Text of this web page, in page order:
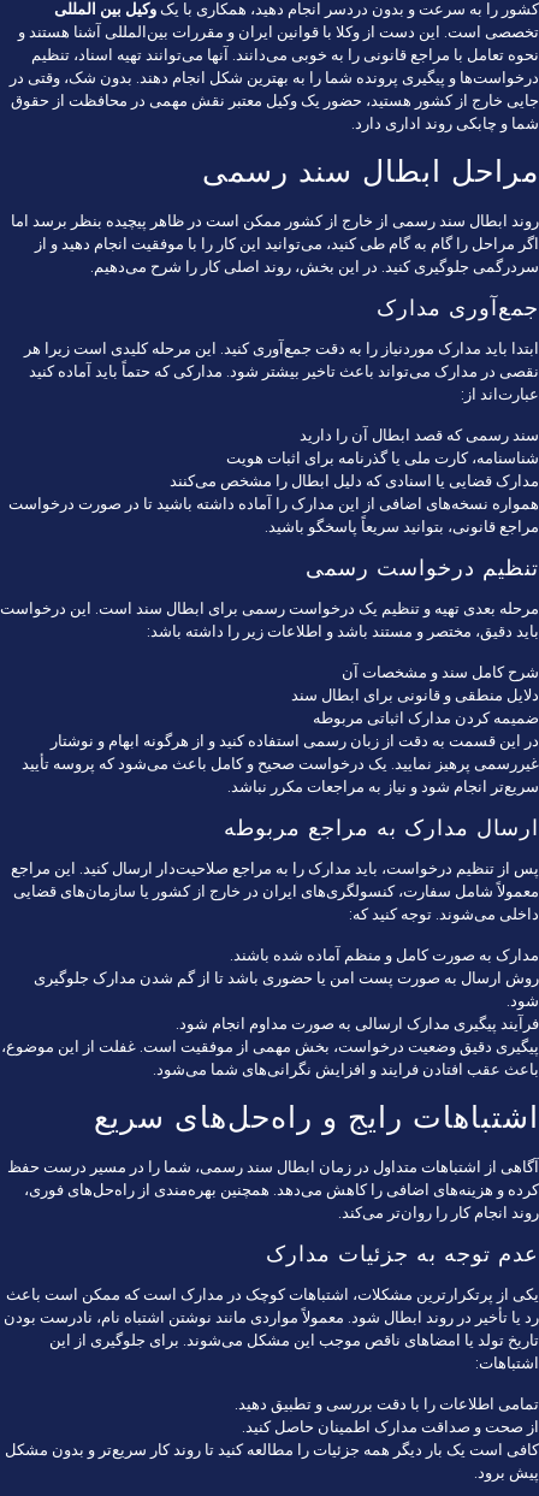
کشور را به سرعت و بدون دردسر انجام دهید، همکاری با یک وکیل بین المللی
تخصصی است. این دست از وکلا با قوانین ایران و مقررات بین‌المللی آشنا هستند و
نحوه تعامل با مراجع قانونی را به خوبی می‌دانند. آنها می‌توانند تهیه اسناد، تنظیم
درخواست‌ها و پیگیری پرونده شما را به بهترین شکل انجام دهند. بدون شک، وقتی در
جایی خارج از کشور هستید، حضور یک وکیل معتبر نقش مهمی در محافظت از حقوق
شما و چابکی روند اداری دارد.
مراحل ابطال سند رسمی
روند ابطال سند رسمی از خارج از کشور ممکن است در ظاهر پیچیده بنظر برسد اما
اگر مراحل را گام به گام طی کنید، می‌توانید این کار را با موفقیت انجام دهید و از
سردرگمی جلوگیری کنید. در این بخش، روند اصلی کار را شرح می‌دهیم.
جمع‌آوری مدارک
ابتدا باید مدارک موردنیاز را به دقت جمع‌آوری کنید. این مرحله کلیدی است زیرا هر
نقصی در مدارک می‌تواند باعث تاخیر بیشتر شود. مدارکی که حتماً باید آماده کنید
عبارت‌اند از:
سند رسمی که قصد ابطال آن را دارید
شناسنامه، کارت ملی یا گذرنامه برای اثبات هویت
مدارک قضایی یا اسنادی که دلیل ابطال را مشخص می‌کنند
همواره نسخه‌های اضافی از این مدارک را آماده داشته باشید تا در صورت درخواست
مراجع قانونی، بتوانید سریعاً پاسخگو باشید.
تنظیم درخواست رسمی
مرحله بعدی تهیه و تنظیم یک درخواست رسمی برای ابطال سند است. این درخواست
باید دقیق، مختصر و مستند باشد و اطلاعات زیر را داشته باشد:
شرح کامل سند و مشخصات آن
دلایل منطقی و قانونی برای ابطال سند
ضمیمه کردن مدارک اثباتی مربوطه
در این قسمت به دقت از زبان رسمی استفاده کنید و از هرگونه ابهام و نوشتار
غیررسمی پرهیز نمایید. یک درخواست صحیح و کامل باعث می‌شود که پروسه تأیید
سریع‌تر انجام شود و نیاز به مراجعات مکرر نباشد.
ارسال مدارک به مراجع مربوطه
پس از تنظیم درخواست، باید مدارک را به مراجع صلاحیت‌دار ارسال کنید. این مراجع
معمولاً شامل سفارت، کنسولگری‌های ایران در خارج از کشور یا سازمان‌های قضایی
داخلی می‌شوند. توجه کنید که:
مدارک به صورت کامل و منظم آماده شده باشند.
روش ارسال به صورت پست امن یا حضوری باشد تا از گم شدن مدارک جلوگیری
شود.
فرآیند پیگیری مدارک ارسالی به صورت مداوم انجام شود.
پیگیری دقیق وضعیت درخواست، بخش مهمی از موفقیت است. غفلت از این موضوع،
باعث عقب افتادن فرایند و افزایش نگرانی‌های شما می‌شود.
اشتباهات رایج و راه‌حل‌های سریع
آگاهی از اشتباهات متداول در زمان ابطال سند رسمی، شما را در مسیر درست حفظ
کرده و هزینه‌های اضافی را کاهش می‌دهد. همچنین بهره‌مندی از راه‌حل‌های فوری،
روند انجام کار را روان‌تر می‌کند.
عدم توجه به جزئیات مدارک
یکی از پرتکرارترین مشکلات، اشتباهات کوچک در مدارک است که ممکن است باعث
رد یا تأخیر در روند ابطال شود. معمولاً مواردی مانند نوشتن اشتباه نام، نادرست بودن
تاریخ تولد یا امضاهای ناقص موجب این مشکل می‌شوند. برای جلوگیری از این
اشتباهات:
تمامی اطلاعات را با دقت بررسی و تطبیق دهید.
از صحت و صداقت مدارک اطمینان حاصل کنید.
کافی است یک بار دیگر همه جزئیات را مطالعه کنید تا روند کار سریع‌تر و بدون مشکل
پیش برود.